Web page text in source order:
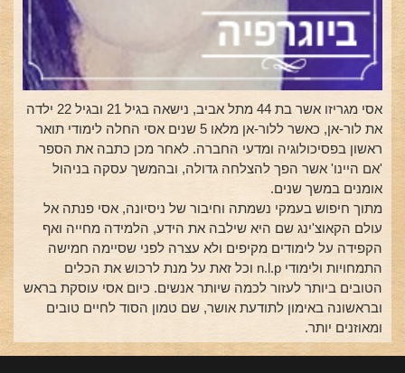
אסי מגריזו אשר בת 44 מתל אביב, נישאה בגיל 21 ובגיל 22 ילדה
את לור-אן, כאשר ללור-אן מלאו 5 שנים אסי החלה לימודי תואר
ראשון בפסיכולוגיה ומדעי החברה. לאחר מכן כתבה את הספר
'אם היינו' אשר הפך להצלחה גדולה, ובהמשך עסקה בניהול
אומנים במשך שנים.
מתוך חיפוש בעמקי נשמתה וחיבור של ניסיונה, אסי פנתה אל
עולם הקאוצ'ינג שם היא שילבה את הידע, הלמידה מחייה ואף
הקפידה על לימודים מקיפים ולא עצרה לפני שסיימה חמישה
התמחויות ולימודי n.l.p וכל זאת על מנת לרכוש את הכלים
הטובים ביותר לעזור לכמה שיותר אנשים. כיום אסי עוסקת בראש
ובראשונה באימון לתודעת אושר, שם טמון הסוד לחיים טובים
ומאוזנים יותר.